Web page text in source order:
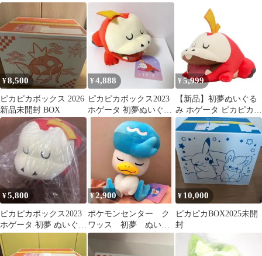
¥8,500
ピカピカボックス 2026
新品未開封 BOX
¥4,888
ピカピカボックス2023
ホゲータ 初夢ぬいぐる
み ポケモン
¥ 5,999
【新品】初夢ぬいぐる
み ホゲータ ピカピカボ
ックス
¥5,800
ピカピカボックス2023
ホゲータ 初夢 ぬいぐる
み未開封タグ付き
¥2,900
ポケモンセンター ク
ワッス 初夢 ぬいぐ
るみ
¥ 10,000
ピカピカBOX2025未開
封